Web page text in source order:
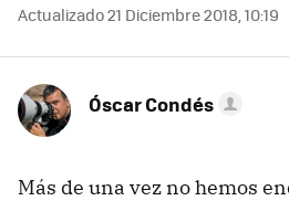
Actualizado 21 Diciembre 2018, 10:19
Óscar Condés
Más de una vez no hemos